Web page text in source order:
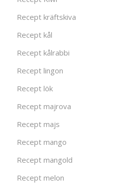
Recept kräftskiva
Recept kål
Recept kålrabbi
Recept lingon
Recept lök
Recept majrova
Recept majs
Recept mango
Recept mangold
Recept melon